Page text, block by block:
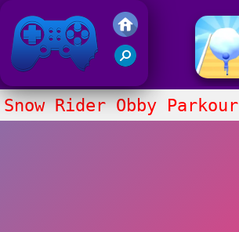
Gry Friv 5
Snow Rider Obby Parkour